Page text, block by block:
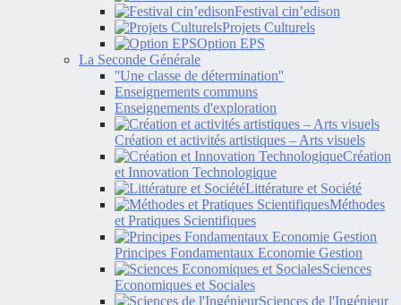
Festival cin’edison
Projets Culturels
Option EPS
La Seconde Générale
''Une classe de détermination''
Enseignements communs
Enseignements d'exploration
Création et activités artistiques – Arts visuels
Création
et Innovation Technologique
Littérature et Société
Méthodes
et Pratiques Scientifiques
Principes Fondamentaux Economie Gestion
Sciences
Economiques et Sociales
Sciences de l'Ingénieur